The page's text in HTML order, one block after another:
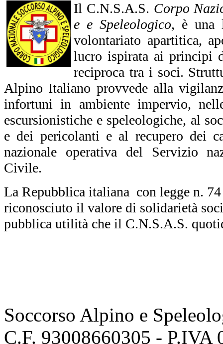
Il C.N.S.A.S. Corpo
e e Speleologico, è una
volontariato apartitica,
lucro ispirata ai principi
reciproca tra i soci.
Alpino Italiano provvede alla
infortuni in ambiente impervio,
escursionistiche e speleologiche, al
e dei pericolanti e al recupero dei
nazionale operativa del Servizio
Civile.
La Repubblica italiana con legge n.
riconosciuto il valore di solidarietà
pubblica utilità che il C.N.S.A.S.
Soccorso Alpino e
C.F. 93008660305 - P.IVA